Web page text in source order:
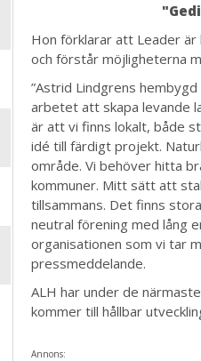
Hon förklarar att Leader
och förstår möjligheterna
”Astrid Lindgrens
arbetet att skapa levande
är att vi finns lokalt, både
idé till färdigt projekt.
område. Vi behöver hitta
kommuner. Mitt sätt att
tillsammans. Det finns
neutral förening med lång
organisationen som vi tar
pressmeddelande.
ALH har under de
kommer till hållbar
Annons: